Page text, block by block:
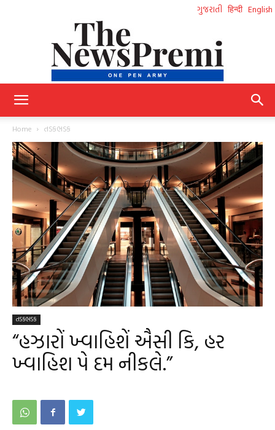
ગુજરાતી हिन्दी English
Gujarati
Home તડકભડક
તડકભડક
“હઝારોં ખ્વાહિશેં ઐસી કિ, હર
ખ્વાહિશ પે દમ નીકલે.”